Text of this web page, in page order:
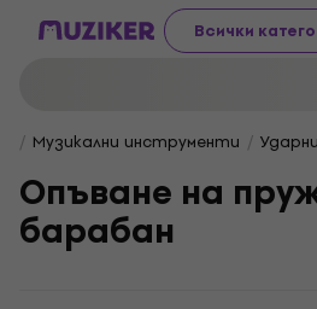
Всички
Музикални инструменти
Опъване на
барабан